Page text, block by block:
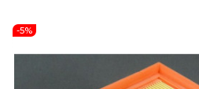
-5%